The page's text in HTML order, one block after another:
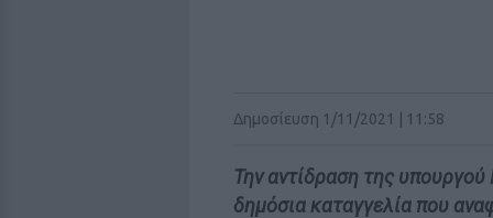
Δημοσίευση 1/11/2021 | 11:58
Την αντίδραση της
δημόσια καταγγελία που